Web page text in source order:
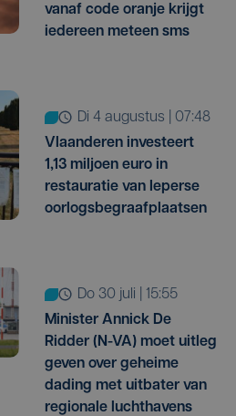
vanaf code oranje krijgt
iedereen meteen sms
di 4 augustus | 07:48
Vlaanderen investeert
1,13 miljoen euro in
restauratie van Ieperse
oorlogsbegraafplaatsen
do 30 juli | 15:55
Minister Annick De
Ridder (N-VA) moet uitleg
geven over geheime
dading met uitbater van
regionale luchthavens